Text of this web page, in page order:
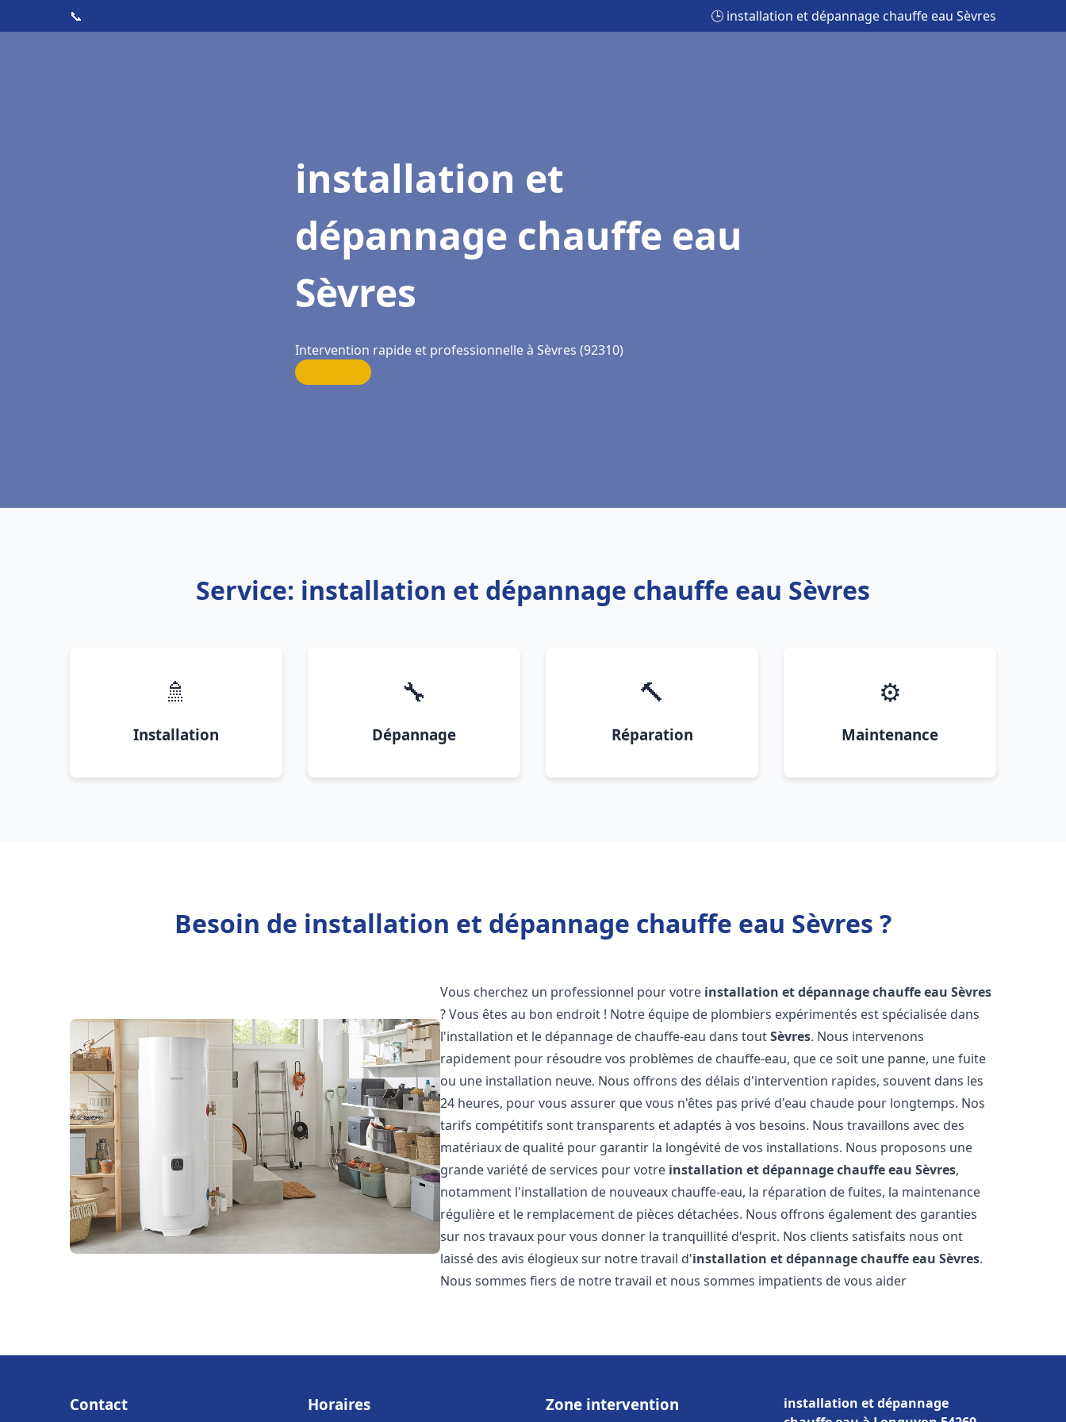
📞 🕒 installation et dépannage chauffe eau Sèvres
installation et
dépannage chauffe eau
Sèvres
Intervention rapide et professionnelle à Sèvres (92310)
Service: installation et dépannage chauffe eau Sèvres
🚿
Installation
🔧
Dépannage
🔨
Réparation
⚙️
Maintenance
Besoin de installation et dépannage chauffe eau Sèvres ?
Vous cherchez un professionnel pour votre installation et dépannage chauffe eau Sèvres
? Vous êtes au bon endroit ! Notre équipe de plombiers expérimentés est spécialisée dans
l'installation et le dépannage de chauffe-eau dans toutSèvres. Nous intervenons
rapidement pour résoudre vos problèmes de chauffe-eau, que ce soit une panne, une fuite
ou une installation neuve. Nous offrons des délais d'intervention rapides, souvent dans les
24 heures, pour vous assurer que vous n'êtes pas privé d'eau chaude pour longtemps. Nos
tarifs compétitifs sont transparents et adaptés à vos besoins. Nous travaillons avec des
matériaux de qualité pour garantir la longévité de vos installations. Nous proposons une
grande variété de services pour votre installation et dépannage chauffe eau Sèvres,
notamment l'installation de nouveaux chauffe-eau, la réparation de fuites, la maintenance
régulière et le remplacement de pièces détachées. Nous offrons également des garanties
sur nos travaux pour vous donner la tranquillité d'esprit. Nos clients satisfaits nous ont
laissé des avis élogieux sur notre travail d'installation et dépannage chauffe eau Sèvres.
Nous sommes fiers de notre travail et nous sommes impatients de vous aider
Contact Horaires Zone intervention
installation et dépannage